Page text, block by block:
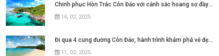
Chinh phục Hòn Trác Côn Đảo với cảnh sắc hoang sơ đầy ấn tượng
16, 02, 2025.
Đi qua 4 cung đường Côn Đảo, hành trình khám phá vẻ đẹp quyến rũ
11, 02, 2025.